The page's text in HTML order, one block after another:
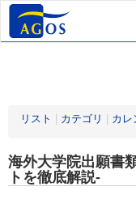
リスト カテゴリ カレ
海外大学院出願書
トを徹底解説-